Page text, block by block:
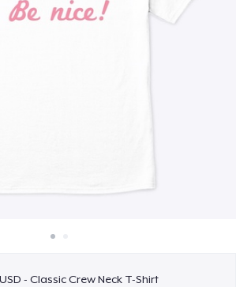
- Classic Crew Neck T-Shirt